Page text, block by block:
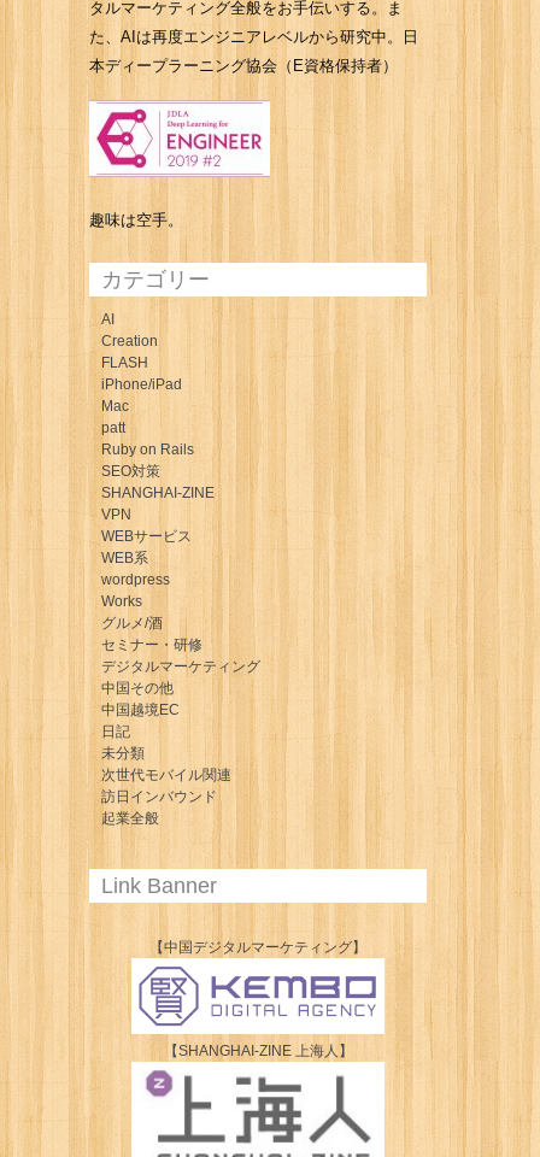
タルマーケティング全般をお手伝いする。ま
た、AIは再度エンジニアレベルから研究中。日
本ディープラーニング協会（E資格保持者）
趣味は空手。
カテゴリー
AI
Creation
FLASH
iPhone/iPad
Mac
patt
Ruby on Rails
SEO対策
SHANGHAI-ZINE
VPN
WEBサービス
WEB系
wordpress
Works
グルメ/酒
セミナー・研修
デジタルマーケティング
中国その他
中国越境EC
日記
未分類
次世代モバイル関連
訪日インバウンド
起業全般
Link Banner
【中国デジタルマーケティング】
【SHANGHAI-ZINE 上海人】